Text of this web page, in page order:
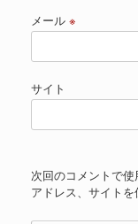
メール ※
サイト
次回のコメントで
アドレス、サイトを